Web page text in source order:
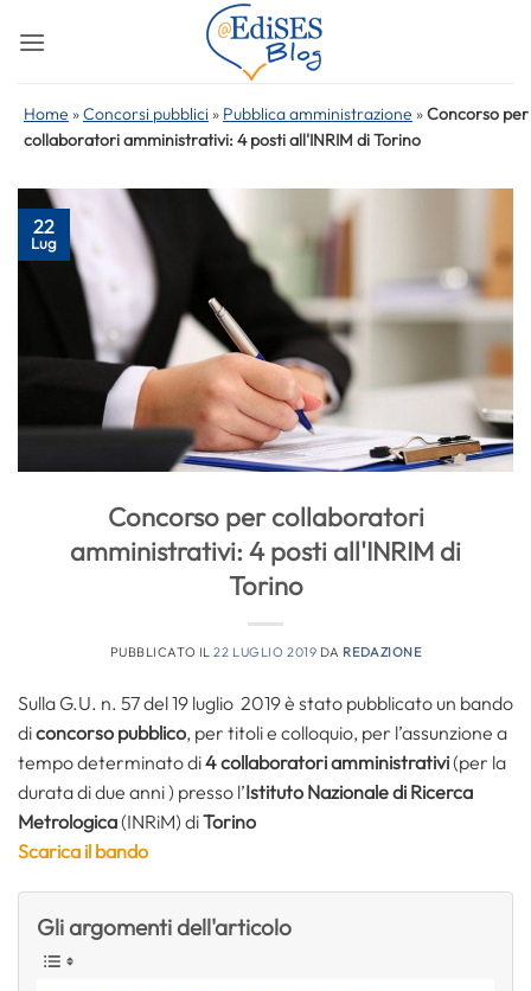
Home »Concorsi pubblici » Pubblica amministrazione »Concorso per
collaboratori amministrativi: 4 posti all'INRIM di Torino
22
Lug
Concorso per collaboratori
amministrativi: 4 posti all'INRIM di
Torino
PUBBLICATO IL22 LUGLIO 2019 DA REDAZIONE
Sulla G.U. n. 57 del 19 luglio 2019 è stato pubblicato un bando
diconcorso pubblico, per titoli e colloquio, per l’assunzione a
tempo determinato di4 collaboratori amministrativi(per la
durata di due anni ) presso l’Istituto Nazionale di Ricerca
Metrologica(INRiM) diTorino
Scarica il bando
Gli argomenti dell'articolo